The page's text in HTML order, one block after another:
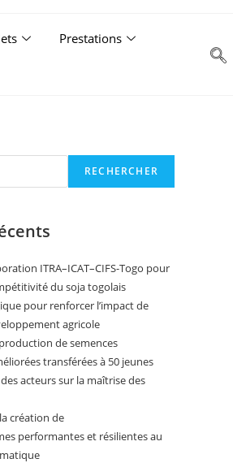
Prestations
RECHERCHER
ITRA–ICAT–CIFS-Togo pour
du soja togolais
pour renforcer l’impact de
agricole
de semences
transférées à 50 jeunes
des acteurs sur la maîtrise des
la création de
performantes et résilientes au